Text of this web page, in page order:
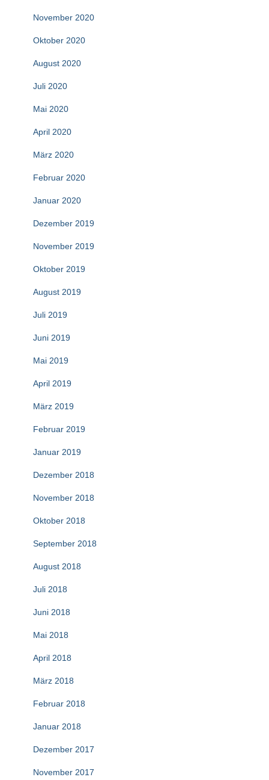
November 2020
Oktober 2020
August 2020
Juli 2020
Mai 2020
April 2020
März 2020
Februar 2020
Januar 2020
Dezember 2019
November 2019
Oktober 2019
August 2019
Juli 2019
Juni 2019
Mai 2019
April 2019
März 2019
Februar 2019
Januar 2019
Dezember 2018
November 2018
Oktober 2018
September 2018
August 2018
Juli 2018
Juni 2018
Mai 2018
April 2018
März 2018
Februar 2018
Januar 2018
Dezember 2017
November 2017